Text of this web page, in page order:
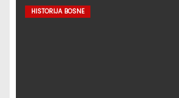
HISTORIJA BOSNE